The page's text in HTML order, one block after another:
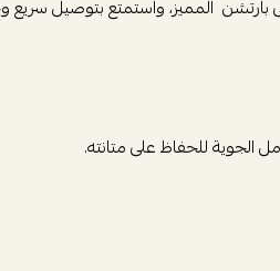
المميز، واستمتع بتوصيل سريع
الجوية للحفاظ على متانته.